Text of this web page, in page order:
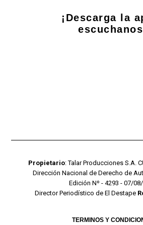
¡Descarga la
Propietario: Talar Producciones S.A.
Dirección Nacional de Derecho de
Edición Nº - 4293 - 07/
Director Periodístico de El Destape
TERMINOS Y